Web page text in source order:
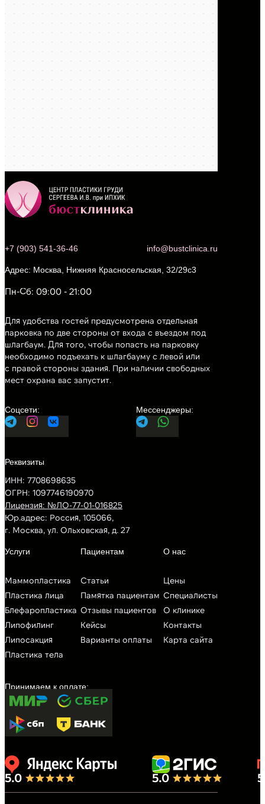
+7 (903) 541-36-46 info@bustclinica.ru
Москва, Нижняя Красносельская, 32/29с3
Пн-Сб: 09:00 - 21:00
Для удобства гостей предусмотрена отдельная
парковка по две стороны от входа с въездом под
шлагбаум. Для того, чтобы попасть на парковку
необходимо подъехать к шлагбауму с левой или
с правой стороны здания. При наличии свободных
мест охрана вас запустит.
ИНН: 7708698635
ОГРН: 1097746190970
Лицензия: №ЛО-77-01-016825
Юр.адрес: Россия, 105066,
г. Москва, ул. Ольховская, д. 27
Маммопластика
Пластика лица
Блефаропластика
Липофилинг
Липосакция
Пластика тела
Статьи
Памятка пациентам
Отзывы пациентов
Кейсы
Варианты оплаты
Цены
Специалисты
О клинике
Контакты
Карта сайта